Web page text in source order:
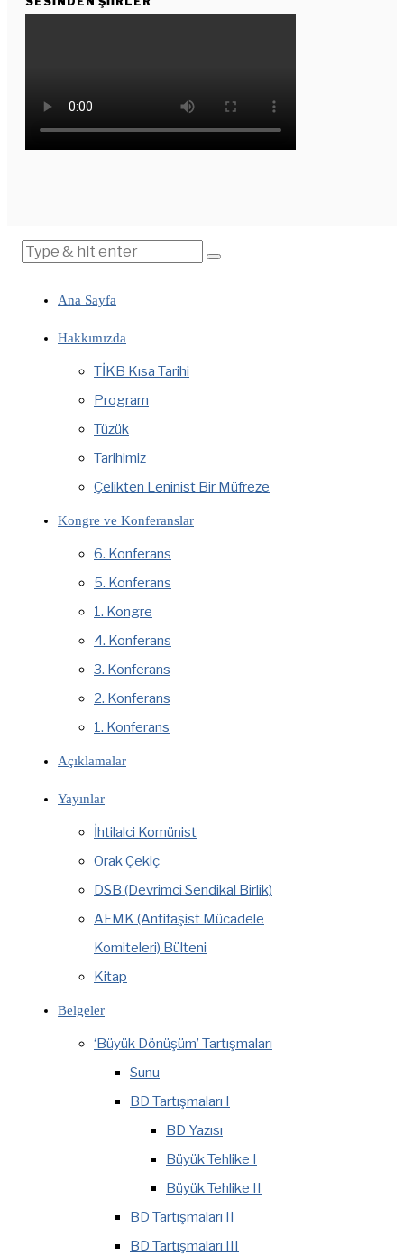
Ana Sayfa
Hakkımızda
TİKB Kısa Tarihi
Program
Tüzük
Tarihimiz
Çelikten Leninist Bir Müfreze
Kongre ve Konferanslar
6. Konferans
5. Konferans
1. Kongre
4. Konferans
3. Konferans
2. Konferans
1. Konferans
Açıklamalar
Yayınlar
İhtilalci Komünist
Orak Çekiç
DSB (Devrimci Sendikal Birlik)
AFMK (Antifaşist Mücadele
Komiteleri) Bülteni
Kitap
Belgeler
‘Büyük Dönüşüm’ Tartışmaları
Sunu
BD Tartışmaları I
BD Yazısı
Büyük Tehlike I
Büyük Tehlike II
BD Tartışmaları II
BD Tartışmaları III